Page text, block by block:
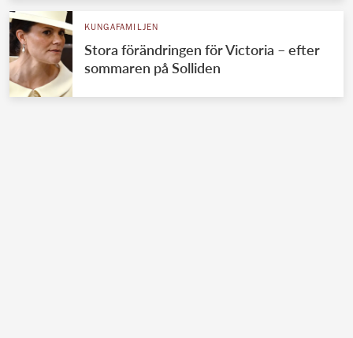
KUNGAFAMILJEN
Stora förändringen för Victoria – efter
sommaren på Solliden